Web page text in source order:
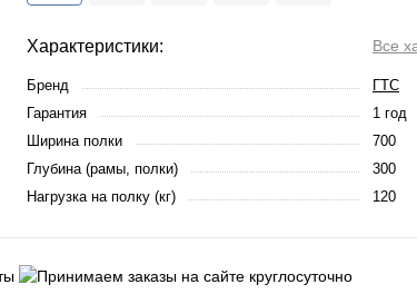
Характеристики: Все
Бренд
ГТС
Гарантия
1 год
Ширина полки
700
Глубина (рамы, полки)
300
Нагрузка на полку (кг)
120